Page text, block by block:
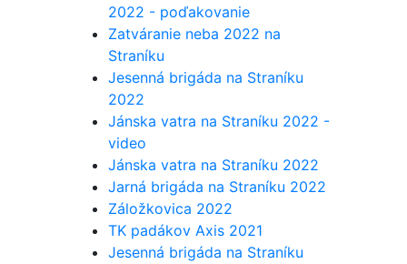
2022 - poďakovanie
Zatváranie neba 2022 na
Straníku
Jesenná brigáda na Straníku
2022
Jánska vatra na Straníku 2022 -
video
Jánska vatra na Straníku 2022
Jarná brigáda na Straníku 2022
Záložkovica 2022
TK padákov Axis 2021
Jesenná brigáda na Straníku